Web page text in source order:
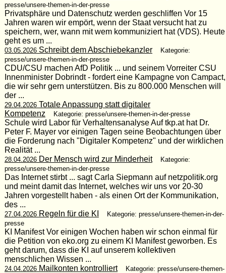
presse/unsere-themen-in-der-presse
Privatsphäre und Datenschutz werden geschliffen Vor 15
Jahren waren wir empört, wenn der Staat versucht hat zu
speichern, wer, wann mit wem kommuniziert hat (VDS). Heute
geht es um ...
03.05.2026Schreibt dem Abschiebekanzler
Kategorie:
presse/unsere-themen-in-der-presse
CDU/CSU machen AfD Politik ... und seinem Vorreiter CSU
Innenminister Dobrindt - fordert eine Kampagne von Campact,
die wir sehr gern unterstützen. Bis zu 800.000 Menschen will
der ...
29.04.2026Totale Anpassung statt digitaler
Kompetenz
Kategorie: presse/unsere-themen-in-der-presse
Schule wird Labor für Verhaltensanalyse Auf tkp.at hat Dr.
Peter F. Mayer vor einigen Tagen seine Beobachtungen über
die Forderung nach "Digitaler Kompetenz" und der wirklichen
Realität ...
28.04.2026Der Mensch wird zur Minderheit
Kategorie:
presse/unsere-themen-in-der-presse
Das Internet stirbt ... sagt Carla Siepmann auf netzpolitik.org
und meint damit das Internet, welches wir uns vor 20-30
Jahren vorgestellt haben - als einen Ort der Kommunikation,
des ...
27.04.2026Regeln für die KI
Kategorie: presse/unsere-themen-in-der-
presse
KI Manifest Vor einigen Wochen haben wir schon einmal für
die Petition von eko.org zu einem KI Manifest geworben. Es
geht darum, dass die KI auf unserem kollektiven
menschlichen Wissen ...
24.04.2026Mailkonten kontrolliert
Kategorie: presse/unsere-themen-